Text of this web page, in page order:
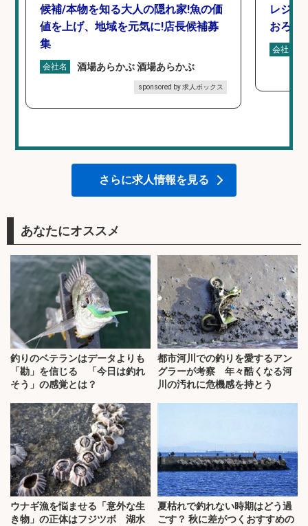
候補/本物を知る大人の隠れ家!魚の価
値を上げ、地域を元気に!店長候補募
集
会社名 酒場あらかぶ 酒場あらかぶ
sponsored by 求人ボックス
レジ打
おろし
会社名
さらに求人情報を見る
あなたにオススメ
釣りのベテランはデータよりも
「勘」を信じる 「今日は釣れ
そう」の感覚とは？
都市河川での釣りを愛するアン
グラーが考察 年々酷くなる河
川の汚れに危機感を持とう
ウナギ漁を悩ませる「意外な生
き物」の正体はフジツボ 湖水
夏枯れで釣れない時期はどう過
ごす？ 秋に差がつくおすすめの